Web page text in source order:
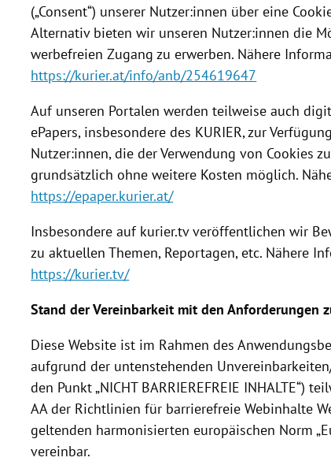
(„Consent“) unserer Nutzer:innen über eine
Alternativ bieten wir unseren Nutzer:innen die
werbefreien Zugang zu erwerben. Nähere
https://kurier.at/info/anb/254619647
Auf unseren Portalen werden teilweise auch
ePapers, insbesondere des KURIER, zur
Nutzer:innen, die der Verwendung von Cookies
grundsätzlich ohne weitere Kosten möglich.
https://epaper.kurier.at/
Insbesondere auf kurier.tv veröffentlichen wir
zu aktuellen Themen, Reportagen, etc. Nähere
https://kurier.tv/
Stand der Vereinbarkeit mit den Anforderungen
Diese Website ist im Rahmen des
aufgrund der untenstehenden
den Punkt „NICHT BARRIEREFREIE INHALTE“)
AA der Richtlinien für barrierefreie Webinhalte
geltenden harmonisierten europäischen Norm
vereinbar.